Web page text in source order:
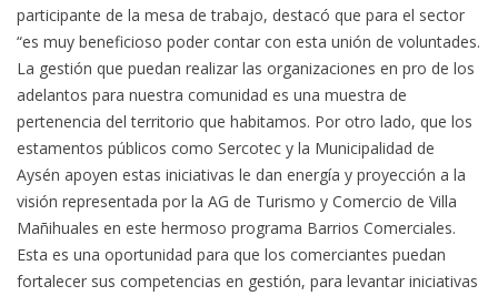
participante de la mesa de trabajo, destacó que para el sector
“es muy beneficioso poder contar con esta unión de voluntades.
La gestión que puedan realizar las organizaciones en pro de los
adelantos para nuestra comunidad es una muestra de
pertenencia del territorio que habitamos. Por otro lado, que los
estamentos públicos como Sercotec y la Municipalidad de
Aysén apoyen estas iniciativas le dan energía y proyección a la
visión representada por la AG de Turismo y Comercio de Villa
Mañihuales en este hermoso programa Barrios Comerciales.
Esta es una oportunidad para que los comerciantes puedan
fortalecer sus competencias en gestión, para levantar iniciativas